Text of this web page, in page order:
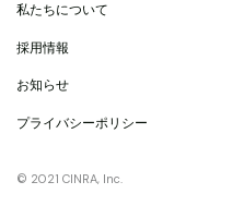
私たちについて
採用情報
お知らせ
プライバシーポリシー
© 2021 CINRA, Inc.